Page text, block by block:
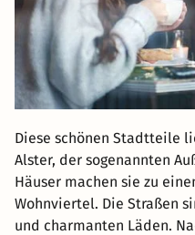
unserer Kunden aus dem
8. Best Western Premier
9.Leonardo Hotel
10.
ARCOTEL Rubin Hamburg
Die Ergebnisliste
unserer Kunden aus dem
Diese schönen Stadtteile
Alster, der sogenannten
Häuser machen sie zu
Wohnviertel. Die Straßen
und charmanten Läden.